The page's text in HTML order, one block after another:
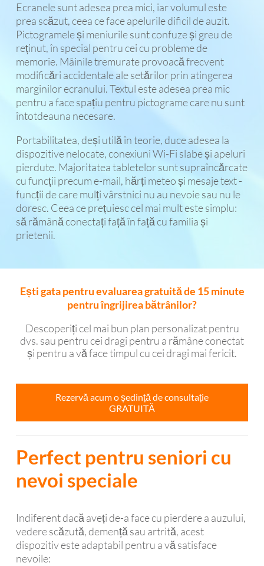
Ecranele sunt adesea prea mici, iar volumul este
prea scăzut, ceea ce face apelurile dificil de auzit.
Pictogramele și meniurile sunt confuze și greu de
reținut, în special pentru cei cu probleme de
memorie. Mâinile tremurate provoacă frecvent
modificări accidentale ale setărilor prin atingerea
marginilor ecranului. Textul este adesea prea mic
pentru a face spațiu pentru pictograme care nu sunt
întotdeauna necesare.
Portabilitatea, deși utilă în teorie, duce adesea la
dispozitive nelocate, conexiuni Wi-Fi slabe și apeluri
pierdute. Majoritatea tabletelor sunt supraîncărcate
cu funcții precum e-mail, hărți meteo și mesaje text -
funcții de care mulți vârstnici nu au nevoie sau nu le
doresc. Ceea ce prețuiesc cel mai mult este simplu:
să rămână conectați față în față cu familia și
prietenii.
Ești gata pentru evaluarea gratuită de 15 minute
pentru îngrijirea bătrânilor?
Descoperiți cel mai bun plan personalizat pentru
dvs. sau pentru cei dragi pentru a rămâne conectat
și pentru a vă face timpul cu cei dragi mai fericit.
Rezervă acum o ședință de consultație
GRATUITĂ
Perfect pentru seniori cu
nevoi speciale
Indiferent dacă aveți de-a face cu pierdere a auzului,
vedere scăzută, demență sau artrită, acest
dispozitiv este adaptabil pentru a vă satisface
nevoile: